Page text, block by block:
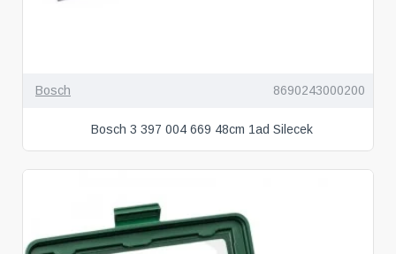
Bosch 8690243000200
Bosch 3 397 004 669 48cm 1ad Silecek